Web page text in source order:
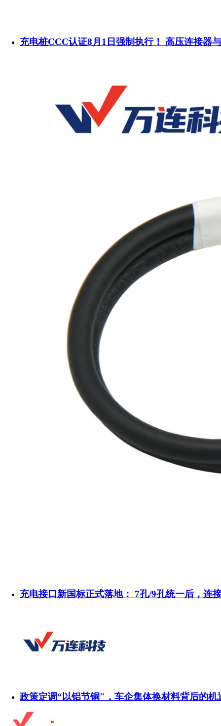
充电桩CCC认证8月1日强制执行！ 高压连接器
充电接口新国标正式落地： 7孔/9孔统一后，连
政策定调“以铝节铜"，车企集体换材料背后的机